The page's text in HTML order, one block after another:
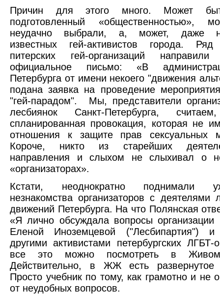
Причин для этого много. Может
подготовленный «общественностью»,
неудачно выбрали, а, может, даже
известных гей-активистов города. Ряд
питерских гей-организаций направили
официальное письмо: «В
Петербурга от имени некоего "движения
подана заявка на проведение
"гей-парадом". Мы, представители
лесбиянок Санкт-Петербурга,
спланированная провокация, которая не
отношения к защите прав сексуальных
Короче, никто из старейших
направления и слыхом не слыхивал о
«организаторах».
Кстати, неоднократно поднимали
незнакомства организаторов с деятелями
движений Петербурга. На что Полянская
«Я лично обсуждала вопросы организации
Еленой Иноземцевой ("Лесбипартия") и
другими активистами петербургских ЛГБТ-
все это можно посмотреть в
Действительно, в ЖЖ есть развернутое
Просто учебник по тому, как грамотно и не
от неудобных вопросов.